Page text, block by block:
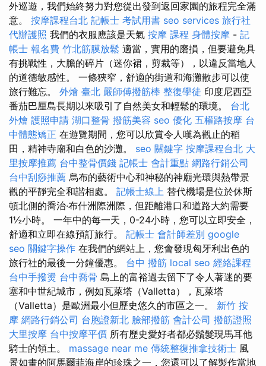
外巡遊，我們始終努力對您從出發到返回家園的旅程完全滿
意。 按摩課程台北 記帳士 考試用書 seo services 旅行社
代辦護照 我們的衣服應該是天氣 按摩 課程 身體按摩 - 記
帳士 報名費 竹北筋膜放鬆 適當，實用的磨損，但要避免具
有挑戰性，大膽的碎片（迷你裙，剪裁等），以違反當地人
的道德敏感性。 一條狹窄，舒適的街道和海灘散步可以使
旅行難忘。 外燴 臺北 嚴師傅撥筋棒 整復學徒 印度尼西亞
番茄巴厘島長期以來吸引了自然美女和輕鬆的環境。 台北
外燴 護照申請 湖口整骨 撥筋美容 seo 優化 五權路按摩 台
中體態矯正 在遊覽期間，您可以欣賞令人嘆為觀止的稻
田，精神寺廟和白色的沙灘。 seo 關鍵字 按摩課程台北 大
里按摩推薦 台中整骨價錢 記帳士 會計重點 網路行銷公司
台中刮痧推薦 烏布的藝術中心和神秘的神廟光環與熱帶景
觀的平靜完全和諧相處。 記帳士線上 替代機場是位於休斯
頓北側的喬治·布什洲際洲際，但距離港口和道路大約需要
1½小時。 一年中的每一天，0-24小時，您可以立即安全，
舒適和立即在線預訂旅行。 記帳士 會計師差別 google
seo 關鍵字操作 在我們的網站上，您會發現匈牙利出色的
旅行社的最後一分鐘優惠。 台中 撥筋 local seo 經絡課程
台中手撥燙 台中喬骨 島上的富裕過去留下了令人著迷的要
塞和中世紀城市，例如瓦萊塔（Valletta），瓦萊塔
（Valletta）是歐洲最小但歷史悠久的市區之一。 新竹 按
摩 網路行銷公司 台胞證新北 臉部撥筋 會計公司 撥筋證照
大里按摩 台中按摩平價 所有歷史愛好者都必鬚髮現馬耳他
騎士的領土。 massage near me 傳統整復推拿技術士 風
景如畫的阿馬爾菲海岸的珍珠之一，您還可以了解製作當地